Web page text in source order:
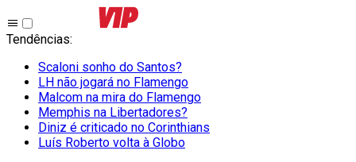
Tendências:
Scaloni sonho do Santos?
LH não jogará no Flamengo
Malcom na mira do Flamengo
Memphis na Libertadores?
Diniz é criticado no Corinthians
Luís Roberto volta à Globo